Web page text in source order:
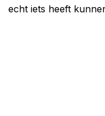
echt iets heeft